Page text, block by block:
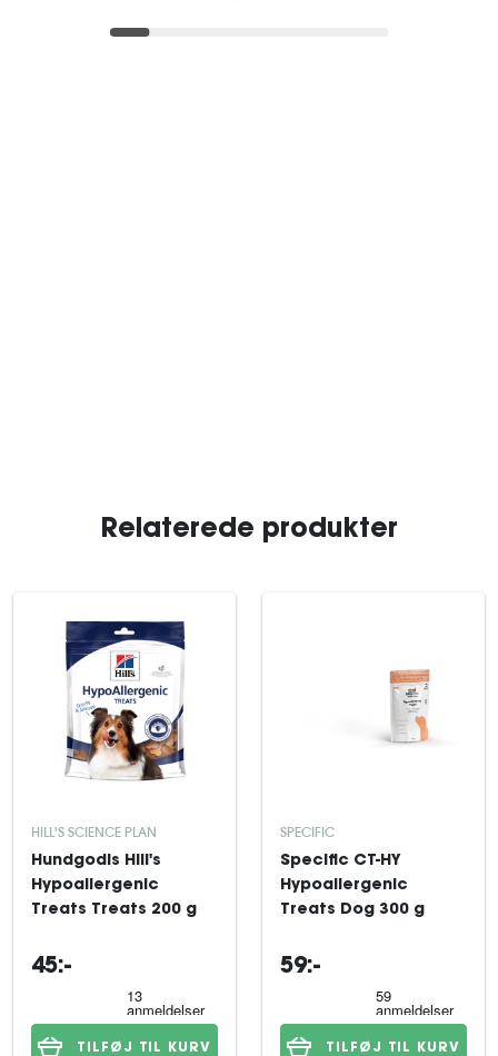
Relaterede produkter
HILL'S SCIENCE PLAN
Hundgodis Hill's
Hypoallergenic
Treats Treats 200 g
45:-
TILFØJ TIL KURV
SPECIFIC
Specific CT-HY
Hypoallergenic
Treats Dog 300 g
59:-
TILFØJ TIL KURV